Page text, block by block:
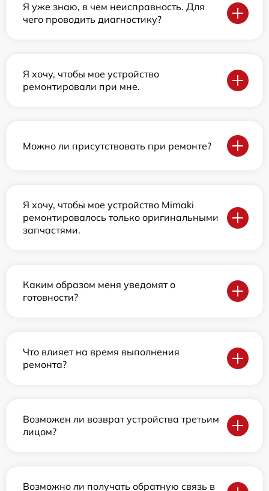
Я уже знаю, в чем неисправность. Для
чего проводить диагностику?
Я хочу, чтобы мое устройство
ремонтировали при мне.
Можно ли присутствовать при ремонте?
Я хочу, чтобы мое устройство Mimaki
ремонтировалось только оригинальными
запчастями.
Каким образом меня уведомят о
готовности?
Что влияет на время выполнения
ремонта?
Возможен ли возврат устройства третьим
лицом?
Возможно ли получать обратную связь в